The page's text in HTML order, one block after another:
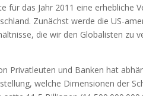
für das Jahr 2011 eine erhebliche
Zunächst werde die US-
die wir den Globalisten zu
Privatleuten und Banken hat
welche Dimensionen der